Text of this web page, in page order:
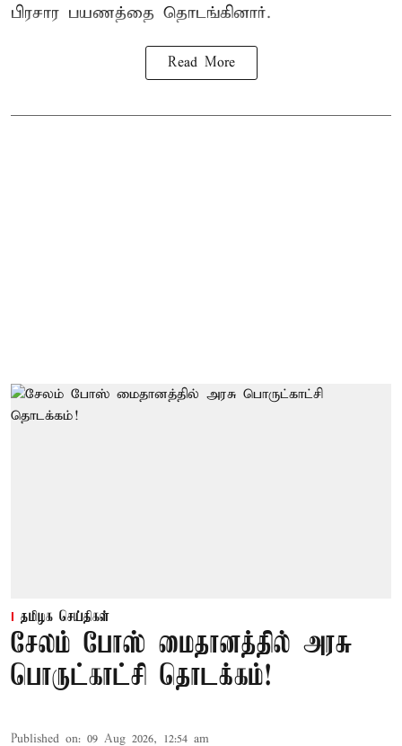
பிரசார பயணத்தை தொடங்கினார்.
Read More
தமிழக செய்திகள்
சேலம் போஸ் மைதானத்தில் அரசு
பொருட்காட்சி தொடக்கம்!
Published on: 09 Aug 2026, 12:54 am